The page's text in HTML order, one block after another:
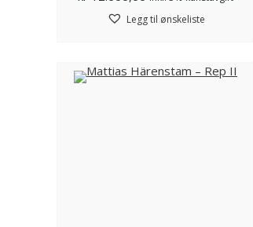
Legg til ønskeliste